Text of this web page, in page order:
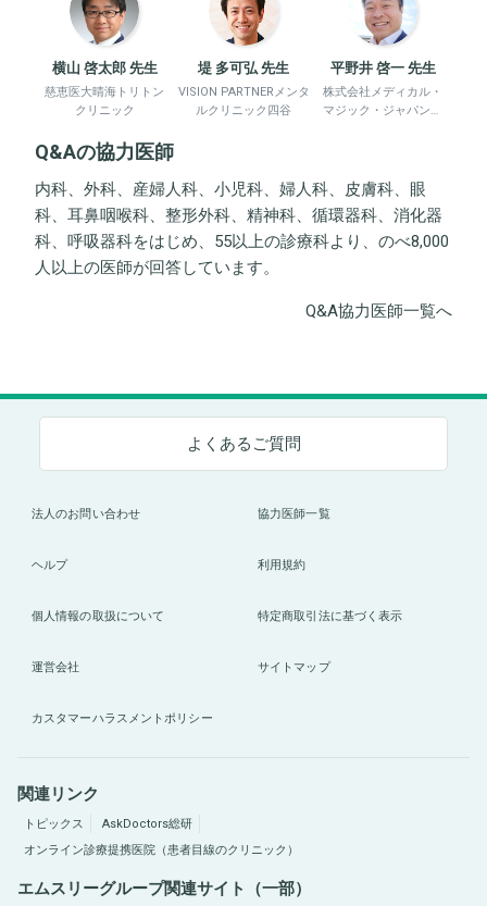
横山 啓太郎 先生
慈恵医大晴海トリトン
クリニック
堤 多可弘 先生
VISION PARTNERメンタ
ルクリニック四谷
平野井 啓一 先生
株式会社メディカル・
マジック・ジャパン、
Q&Aの協力医師
内科、外科、産婦人科、小児科、婦人科、皮膚科、眼
科、耳鼻咽喉科、整形外科、精神科、循環器科、消化器
科、呼吸器科をはじめ、55以上の診療科より、のべ8,000
人以上の医師が回答しています。
Q&A協力医師一覧へ
よくあるご質問
法人のお問い合わせ 協力医師一覧
ヘルプ 利用規約
個人情報の取扱について 特定商取引法に基づく表示
運営会社 サイトマップ
カスタマーハラスメントポリシー
関連リンク
トピックス
AskDoctors総研
オンライン診療提携医院（患者目線のクリニック）
エムスリーグループ関連サイト（一部）